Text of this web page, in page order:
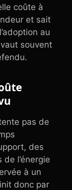
coûte à
et sait
au
souvent
pas de
des
l’énergie
à un
donc par